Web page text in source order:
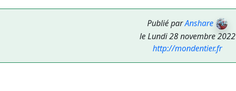
Publié parAnshare
le Lundi 28 novembre 2022
http://mondentier.fr